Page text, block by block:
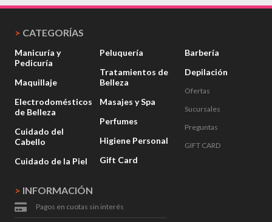
> INFORMACIÓN
Pagos en cuotas sin interés
> CATEGORÍAS
Manicuría y
Pedicuría
Maquillaje
Electrodomésticos
de Belleza
Cuidado del
Cabello
Cuidado de la Piel
Peluquería
Tratamientos de
Belleza
Masajes y Spa
Perfumes
Higiene Personal
Gift Card
Barbería
Depilación
Ofertas
Sucursales
Preguntas
GIFT CARD